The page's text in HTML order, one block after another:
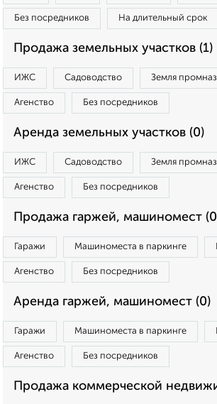
Без посредников На длительный срок
Продажа земельных участков (1)
ИЖС Садоводство Земля
Агенство Без посредников
Аренда земельных участков (0)
ИЖС Садоводство Земля
Агенство Без посредников
Продажа гаржей, машиномест
Гаражи Машиноместа в паркинге
Агенство Без посредников
Аренда гаржей, машиномест (0)
Гаражи Машиноместа в паркинге
Агенство Без посредников
Продажа коммерческой